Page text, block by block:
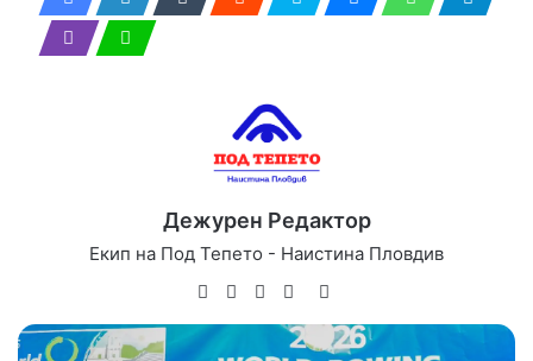
Дежурен Редактор
Екип на Под Тепето - Наистина Пловдив
WebsiteFacebook
X YouTube
Instagram